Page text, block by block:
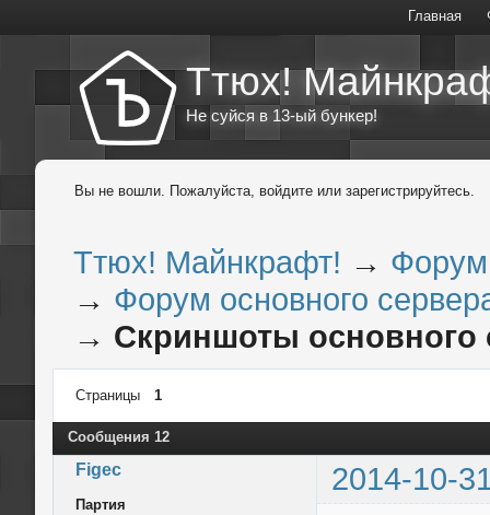
Главная
Ттюх!
Не суйся в 13-ый бункер!
Вы не вошли. Пожалуйста, войдите или зарегистрируйтесь.
Ттюх! Майнкрафт! → Форум
→ Форум основного
→ Скриншоты основного
Страницы 1
Сообщения 12
Figec 2014-10-
Партия